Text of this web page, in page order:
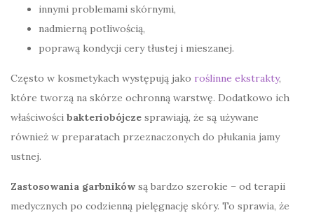
innymi problemami skórnymi,
nadmierną potliwością,
poprawą kondycji cery tłustej i mieszanej.
Często w kosmetykach występują jako roślinne ekstrakty,
które tworzą na skórze ochronną warstwę. Dodatkowo ich
właściwości bakteriobójcze sprawiają, że są używane
również w preparatach przeznaczonych do płukania jamy
ustnej.
Zastosowania garbników są bardzo szerokie – od terapii
medycznych po codzienną pielęgnację skóry. To sprawia, że